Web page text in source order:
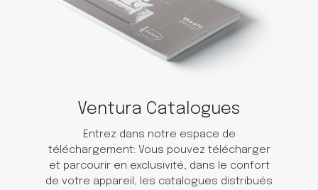
Ventura Catalogues
Entrez dans notre espace de
téléchargement: Vous pouvez télécharger
et parcourir en exclusivité, dans le confort
de votre appareil, les catalogues distribués